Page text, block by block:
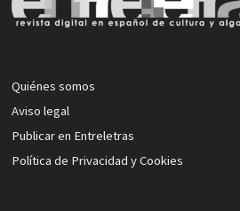
Quiénes somos
Aviso legal
Publicar en Entreletras
Política de Privacidad y Cookies